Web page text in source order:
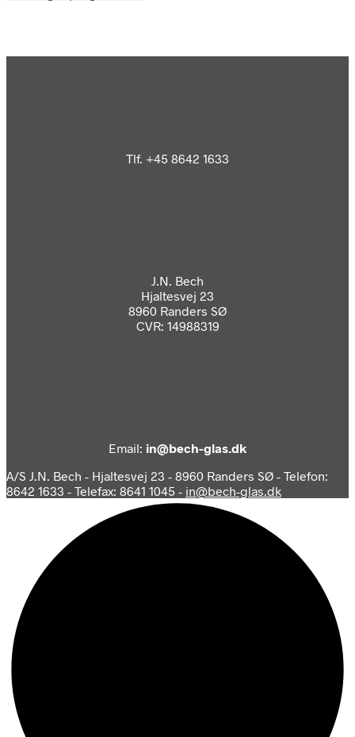
Tlf. +45 8642 1633
J.N. Bech
Hjaltesvej 23
8960 Randers SØ
CVR: 14988319
Email: in@bech-glas.dk
A/S J.N. Bech - Hjaltesvej 23 - 8960 Randers SØ - Telefon:
8642 1633 - Telefax: 8641 1045 - in@bech-glas.dk